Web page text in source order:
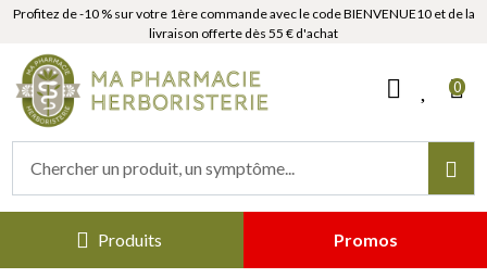
Profitez de -10 % sur votre 1ère commande avec le code BIENVENUE10 et de la
livraison offerte dès 55 € d'achat
0
Produits Promos